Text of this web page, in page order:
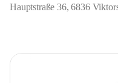
Hauptstraße 36, 6836